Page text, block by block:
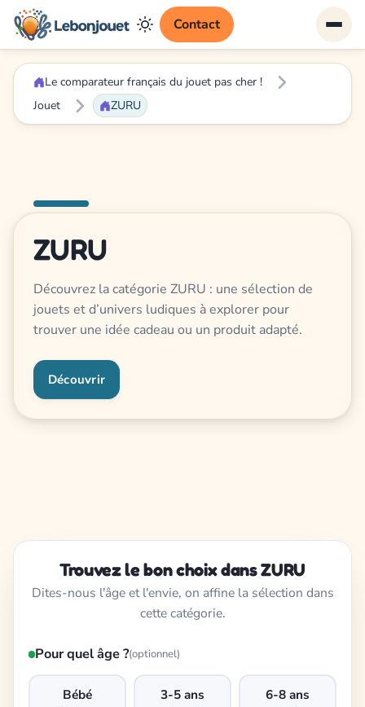
Contact
Le comparateur français du jouet pas cher !
Jouet
ZURU
ZURU
Découvrez la catégorie ZURU : une sélection de
jouets et d’univers ludiques à explorer pour
trouver une idée cadeau ou un produit adapté.
Découvrir
Trouvez le bon choix dans ZURU
Dites-nous l'âge et l'envie, on affine la sélection dans
cette catégorie.
Pour quel âge ?(optionnel)
Bébé 3-5 ans 6-8 ans